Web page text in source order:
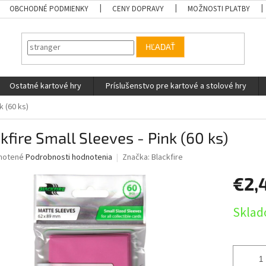
OBCHODNÉ PODMIENKY CENY DOPRAVY MOŽNOSTI PLATBY
HĽADAŤ
Ostatné kartové hry Príslušenstvo pre kartové a stolové hry
(60 ks)
Small Sleeves - Pink (60 ks)
Podrobnosti hodnotenia Značka: Blackfire
cena: